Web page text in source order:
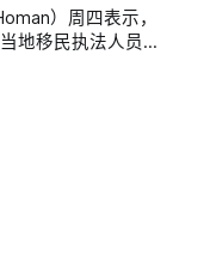
）周四表示，
地移民执法人员数